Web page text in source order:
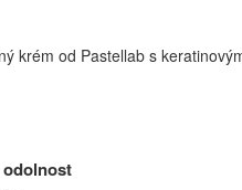
krém od Pastellab s